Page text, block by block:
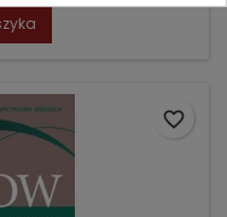
favorite_border